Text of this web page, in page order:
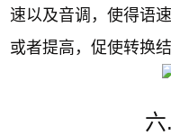
速以及音调，使得语
或者提高，促使转换